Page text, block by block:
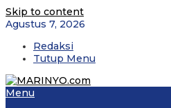
Skip to content
Agustus 7, 2026
Redaksi
Tutup Menu
Menu